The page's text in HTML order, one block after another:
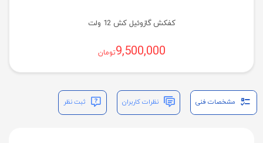
کفکش گازوئیل کش 12 ولت
9,500,000تومان
مشخصات فنی نظرات کاربران ثبت نظر